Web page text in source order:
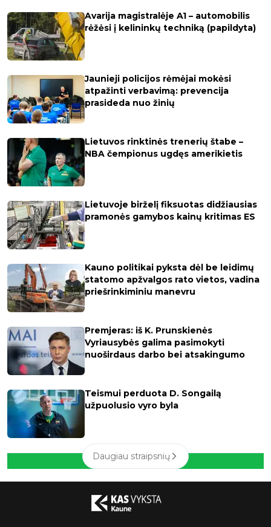
Avarija magistralėje A1 – automobilis
rėžėsi į kelininkų techniką (papildyta)
Jaunieji policijos rėmėjai mokėsi
atpažinti verbavimą: prevencija
prasideda nuo žinių
Lietuvos rinktinės trenerių štabe –
NBA čempionus ugdęs amerikietis
Lietuvoje birželį fiksuotas didžiausias
pramonės gamybos kainų kritimas ES
Kauno politikai pyksta dėl be leidimų
statomo apžvalgos rato vietos, vadina
priešrinkiminiu manevru
Premjeras: iš K. Prunskienės
Vyriausybės galima pasimokyti
nuoširdaus darbo bei atsakingumo
Teismui perduota D. Songailą
užpuolusio vyro byla
Daugiau straipsnių